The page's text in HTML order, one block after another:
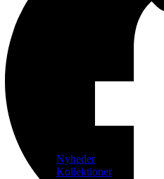
Nyheder
Kollektioner